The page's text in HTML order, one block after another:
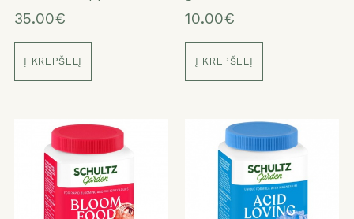
35.00€
Į KREPŠELĮ
10.00€
Į KREPŠELĮ